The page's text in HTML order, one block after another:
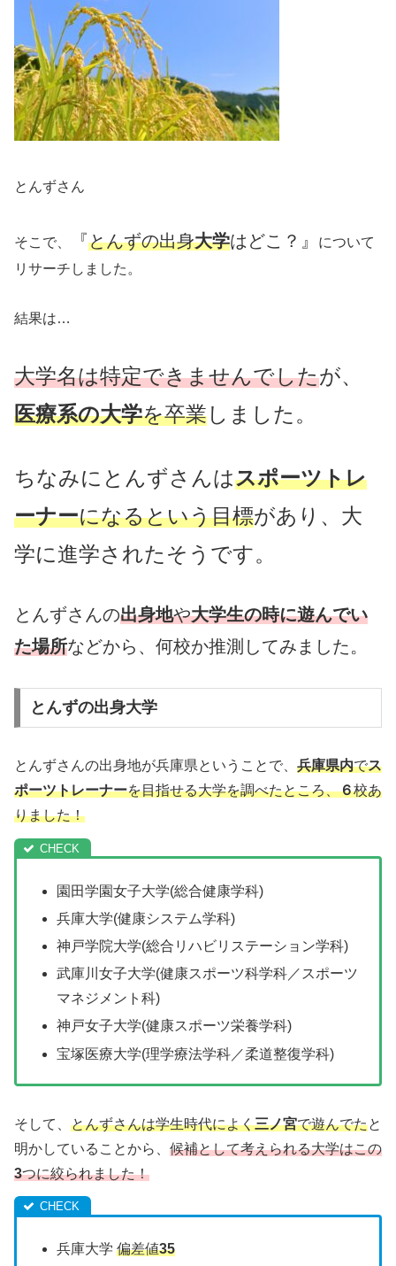
とんずさん
そこで、 『とんずの出身大学はどこ？』
について
リサーチしました。
結果は…
大学名は特定できませんでしたが、
医療系の大学を卒業しました。
ちなみにとんずさんはスポーツトレ
ーナーになるという目標があり、大
学に進学されたそうです。
とんずさんの出身地や大学生の時に遊んでい
た場所などから、何校か推測してみました。
とんずの出身大学
とんずさんの出身地が兵庫県ということで、 兵庫県内でス
ポーツトレーナーを目指せる大学を調べたところ、６校あ
りました！
園田学園女子大学(総合健康学科)
兵庫大学(健康システム学科)
神戸学院大学(総合リハビリステーション学科)
武庫川女子大学(健康スポーツ科学科／スポーツ
マネジメント科)
神戸女子大学(健康スポーツ栄養学科)
宝塚医療大学(理学療法学科／柔道整復学科)
そして、 とんずさんは学生時代によく三ノ宮で遊んでたと
明かしていることから、 候補として考えられる大学はこの
3つに絞られました！
兵庫大学偏差値35